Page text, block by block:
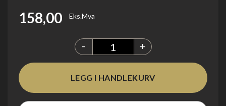
158,00 Eks.Mva
- +